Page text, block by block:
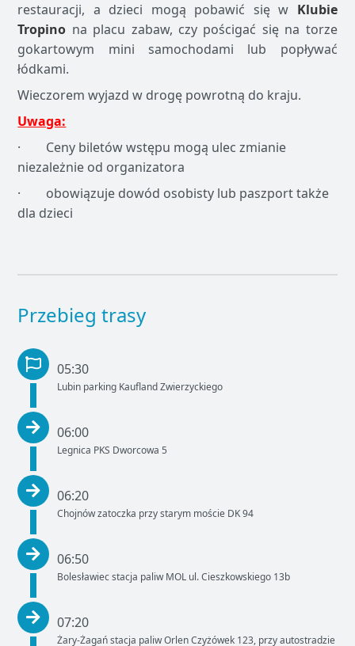
restauracji, a dzieci mogą pobawić się w Klubie
Tropino na placu zabaw, czy pościgać się na torze
gokartowym mini samochodami lub popływać
łódkami.
Wieczorem wyjazd w drogę powrotną do kraju.
Uwaga:
· Ceny biletów wstępu mogą ulec zmianie
niezależnie od organizatora
· obowiązuje dowód osobisty lub paszport także
dla dzieci
Przebieg trasy
05:30
Lubin parking Kaufland Zwierzyckiego
06:00
Legnica PKS Dworcowa 5
06:20
Chojnów zatoczka przy starym moście DK 94
06:50
Bolesławiec stacja paliw MOL ul. Cieszkowskiego 13b
07:20
Żary-Żagań stacja paliw Orlen Czyżówek 123, przy autostradzie